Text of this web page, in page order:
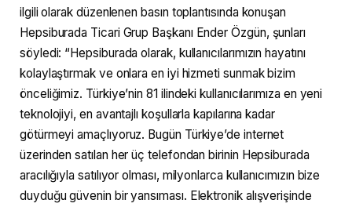
ilgili olarak düzenlenen basın toplantısında konuşan
Hepsiburada Ticari Grup Başkanı Ender Özgün, şunları
söyledi: “Hepsiburada olarak, kullanıcılarımızın hayatını
kolaylaştırmak ve onlara en iyi hizmeti sunmak bizim
önceliğimiz. Türkiye’nin 81 ilindeki kullanıcılarımıza en yeni
teknolojiyi, en avantajlı koşullarla kapılarına kadar
götürmeyi amaçlıyoruz. Bugün Türkiye’de internet
üzerinden satılan her üç telefondan birinin Hepsiburada
aracılığıyla satılıyor olması, milyonlarca kullanıcımızın bize
duyduğu güvenin bir yansıması. Elektronik alışverişinde